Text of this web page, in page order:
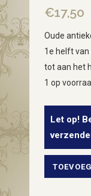
€17,50
Oude
1e helft van
tot aan het
1 op
Let op!
Oude